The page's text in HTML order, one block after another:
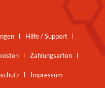
Hilfe / Support
Zahlungsarten
Impressum